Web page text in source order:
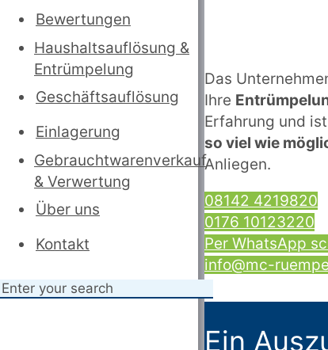
Bewertungen
Haushaltsauflösung &
Entrümpelung
Geschäftsauflösung
Einlagerung
Gebrauchtwarenverkauf
& Verwertung
Über uns
Kontakt
Das
Ihre
Erfahrung und
so viel wie
Anliegen.
08142 4219820
0176 10123220
Per WhatsApp
info@mc-
Ein